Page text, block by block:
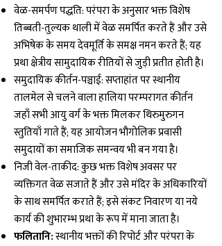
वेळ-समर्पण पद्धति: परंपरा के अनुसार भक्त विशेष
तिब्बती-तुल्यक थाली में वेळ समर्पित करते हैं और उसे
अभिषेक के समय देवमूर्ति के समक्ष नमन करते हैं; यह
प्रथा क्षेत्रीय सामुदायिक रीतियों से जुड़ी प्रतीत होती है।
समुदायिक कीर्तन-पञ्चाई: सप्ताहांत पर स्थानीय
तालमेल से चलने वाला हालिया परम्परागत कीर्तन
जहाँ सभी आयु वर्ग के भक्त मिलकर थिरुमुरुगन
स्तुतियाँ गाते हैं; यह आयोजन भौगोलिक प्रवासी
समुदायों का समाजिक समन्वय भी बन गया है।
निजी वेल-ताकीद: कुछ भक्त विशेष अवसर पर
व्यक्तिगत वेळ सजाते हैं और उसे मंदिर के अधिकारियों
के साथ समर्पित कराते हैं; इसे संकट निवारण या नये
कार्य की शुभारम्भ प्रथा के रूप में माना जाता है।
फलितानि:स्थानीय भक्तों की रिपोर्ट और परंपरा के